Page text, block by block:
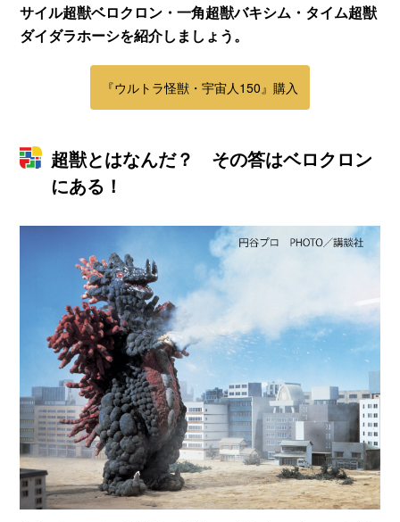
サイル超獣ベロクロン・一角超獣バキシム・タイム超獣
ダイダラホーシを紹介しましょう。
『ウルトラ怪獣・宇宙人150』購入
超獣とはなんだ？ その答はベロクロン
にある！